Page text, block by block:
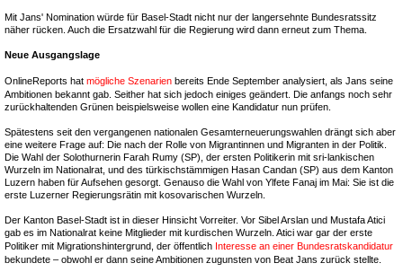
Mit Jans' Nomination würde für Basel-Stadt nicht nur der langersehnte Bundesratssitz
näher rücken. Auch die Ersatzwahl für die Regierung wird dann erneut zum Thema.
Neue Ausgangslage
OnlineReports hat mögliche Szenarien bereits Ende September analysiert, als Jans seine
Ambitionen bekannt gab. Seither hat sich jedoch einiges geändert. Die anfangs noch sehr
zurückhaltenden Grünen beispielsweise wollen eine Kandidatur nun prüfen.
Spätestens seit den vergangenen nationalen Gesamterneuerungswahlen drängt sich aber
eine weitere Frage auf: Die nach der Rolle von Migrantinnen und Migranten in der Politik.
Die Wahl der Solothurnerin Farah Rumy (SP), der ersten Politikerin mit sri-lankischen
Wurzeln im Nationalrat, und des türkischstämmigen Hasan Candan (SP) aus dem Kanton
Luzern haben für Aufsehen gesorgt. Genauso die Wahl von Ylfete Fanaj im Mai: Sie ist die
erste Luzerner Regierungsrätin mit kosovarischen Wurzeln.
Der Kanton Basel-Stadt ist in dieser Hinsicht Vorreiter. Vor Sibel Arslan und Mustafa Atici
gab es im Nationalrat keine Mitglieder mit kurdischen Wurzeln. Atici war gar der erste
Politiker mit Migrationshintergrund, der öffentlich Interesse an einer Bundesratskandidatur
bekundete – obwohl er dann seine Ambitionen zugunsten von Beat Jans zurück stellte.